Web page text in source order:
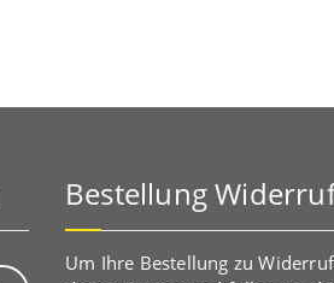
Bestellung
Um Ihre Bestellung zu